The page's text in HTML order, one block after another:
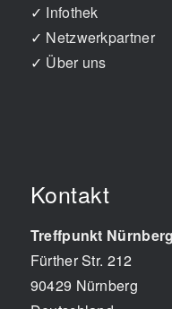
✓ Infothek
✓ Netzwerkpartner
✓ Über uns
Kontakt
Treffpunkt Nürnberg
Fürther Str. 212
90429 Nürnberg